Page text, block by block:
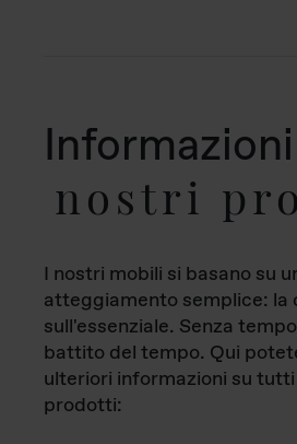
nostri
I nostri mobili si basano su
atteggiamento semplice: la
sull'essenziale. Senza
battito del tempo. Qui
ulteriori informazioni su
prodotti: